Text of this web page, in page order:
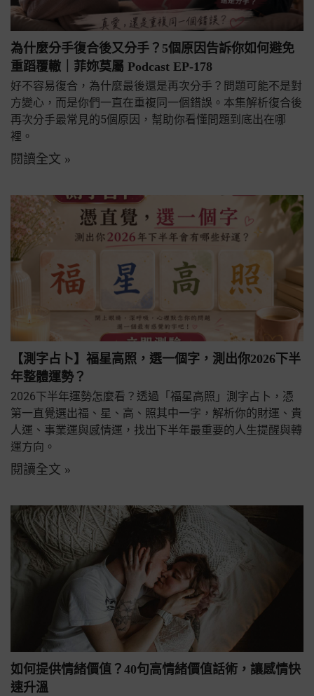
為什麼分手復合後又分手？5個原因告訴你如何避免
重蹈覆轍｜菲妳莫屬 Podcast EP-178
好不容易復合，為什麼最後還是再次分手？問題可能不是對
方變心，而是你們一直在重複同一個錯誤。本集解析復合後
再次分手最常見的5個原因，幫助你看懂問題到底出在哪
裡。
閱讀全文 »
【測字占卜】福星高照，選一個字，測出你2026下半
年整體運勢？
2026下半年運勢怎麼看？透過「福星高照」測字占卜，憑
第一直覺選出福、星、高、照其中一字，解析你的財運、貴
人運、事業運與感情運，找出下半年最重要的人生提醒與轉
運方向。
閱讀全文 »
如何提供情緒價值？40句高情緒價值話術，讓感情快
速升溫